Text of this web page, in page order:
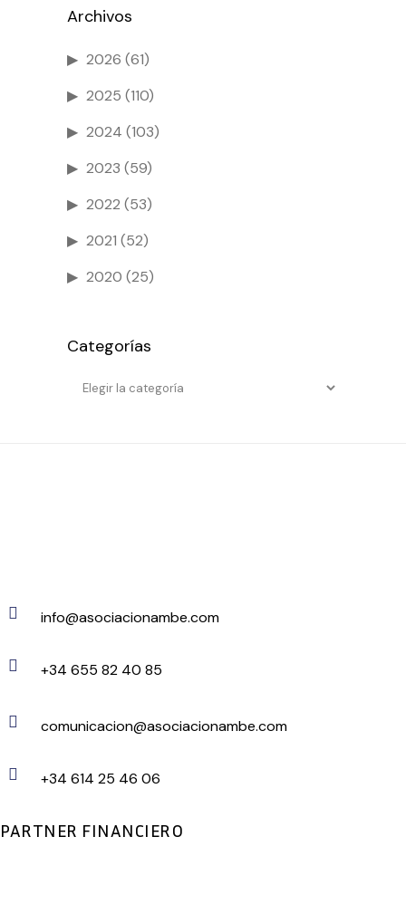
Archivos
2026 (61)
2025 (110)
2024 (103)
2023 (59)
2022 (53)
2021 (52)
2020 (25)
Categorías
Categorías
info@asociacionambe.com
+34 655 82 40 85
comunicacion@asociacionambe.com
+34 614 25 46 06
PARTNER FINANCIERO